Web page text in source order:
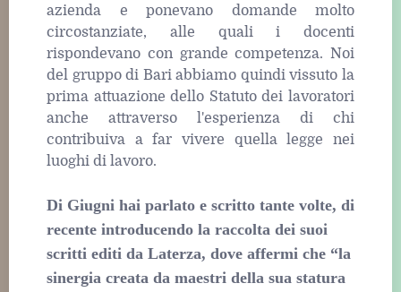
azienda e ponevano domande molto
circostanziate, alle quali i docenti
rispondevano con grande competenza. Noi
del gruppo di Bari abbiamo quindi vissuto la
prima attuazione dello Statuto dei lavoratori
anche attraverso l'esperienza di chi
contribuiva a far vivere quella legge nei
luoghi di lavoro.
Di Giugni hai parlato e scritto tante volte, di
recente introducendo la raccolta dei suoi
scritti editi da Laterza, dove affermi che “la
sinergia creata da maestri della sua statura